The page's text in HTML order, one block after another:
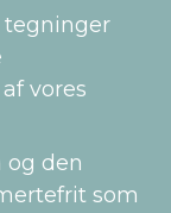
tegninger
vores
og den
som